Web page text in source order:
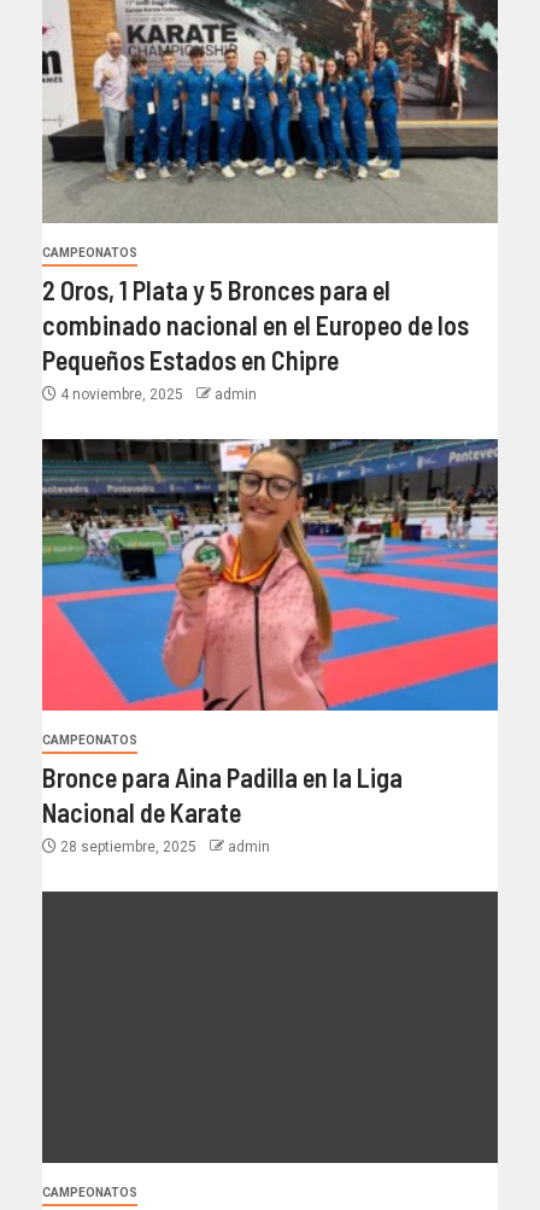
CAMPEONATOS
2 Oros, 1 Plata y 5 Bronces para el
combinado nacional en el Europeo de los
Pequeños Estados en Chipre
4 noviembre, 2025 admin
CAMPEONATOS
Bronce para Aina Padilla en la Liga
Nacional de Karate
28 septiembre, 2025 admin
CAMPEONATOS